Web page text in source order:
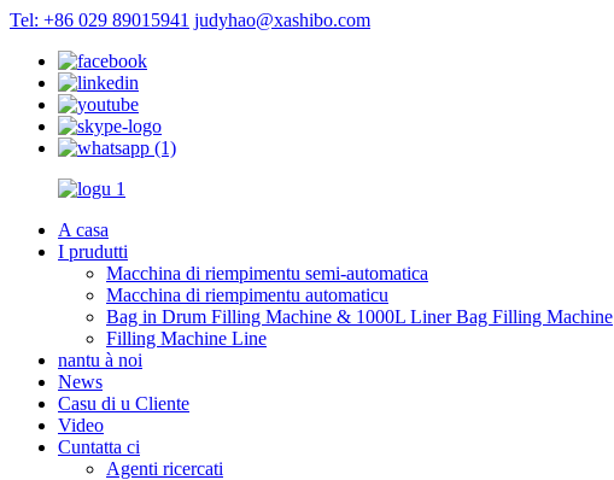
Tel: +86 029 89015941 judyhao@xashibo.com
A casa
I prudutti
Macchina di riempimentu semi-automatica
Macchina di riempimentu automaticu
Bag in Drum Filling Machine & 1000L Liner Bag Filling Machine
Filling Machine Line
nantu à noi
News
Casu di u Cliente
Video
Cuntatta ci
Agenti ricercati